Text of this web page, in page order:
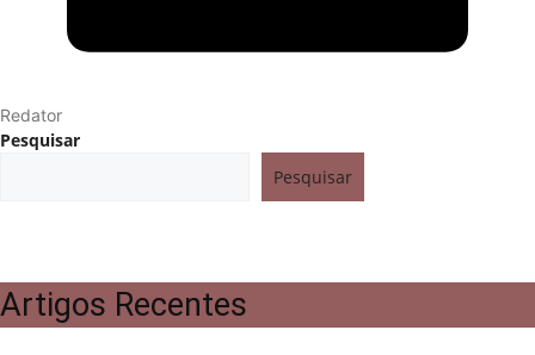
Redator
Pesquisar
Pesquisar
Artigos Recentes